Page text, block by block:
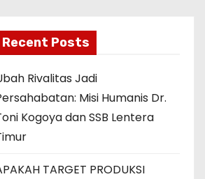
Recent Posts
Rivalitas Jadi
Misi Humanis Dr.
Kogoya dan SSB Lentera
TARGET PRODUKSI